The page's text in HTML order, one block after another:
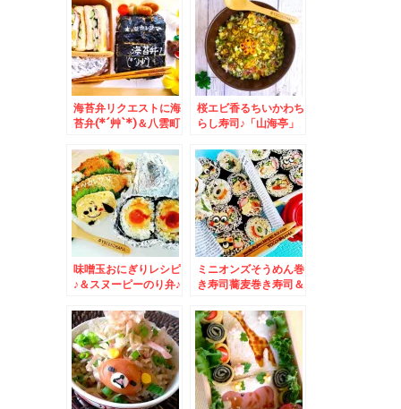
チョンラーメン」(*
´艸`*)うまっ(*´艸`*)
大好き(*´艸`*)
ト」さんのオリジナル
商品 お惣菜～デザー
ト～パン～ソフト等々
海苔弁リクエストに海
苔弁(*´艸`*)＆八雲町
んの「八雲和牛ステー
キ丼」もちろん「サー
ロインステーキ丼」(*
´艸`*)とろける美味～
桜エビ香るちいかわち
らし寿司♪「山海亭」
ト」醤油味とチャーハ
ン♪(*´艸`*)
味噌玉おにぎりレシピ
♪＆スヌーピーのり弁♪
「野菜ラーメン」醤油
味もちろんチャーシュ
ー入りよ♪(*´艸`*)
ミニオンズそうめん巻
き寿司蕎麦巻き寿司＆
ギスカンやきそば弁
当」＆「串団子しょう
ゆ」と「豆大福」(*
´艸`*)